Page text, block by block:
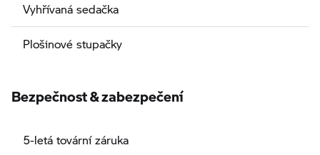
Vyhřívaná sedačka
Plošinové stupačky
Bezpečnost & zabezpečení
5-letá tovární záruka